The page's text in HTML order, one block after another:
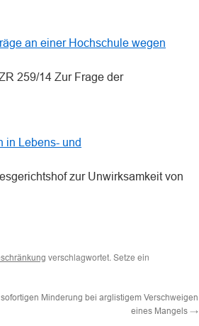
an einer Hochschule wegen
259/14 Zur Frage der
in Lebens- und
zur Unwirksamkeit von
verschlagwortet. Setze ein
Minderung bei arglistigem Verschweigen
eines Mangels →